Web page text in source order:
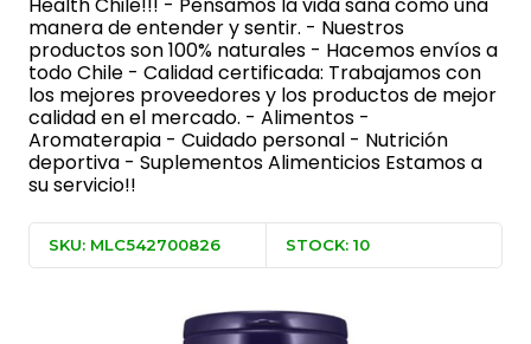
Health Chile!!! - Pensamos la vida sana como una
manera de entender y sentir. - Nuestros
productos son 100% naturales - Hacemos envíos a
todo Chile - Calidad certificada: Trabajamos con
los mejores proveedores y los productos de mejor
calidad en el mercado. - Alimentos -
Aromaterapia - Cuidado personal - Nutrición
deportiva - Suplementos Alimenticios Estamos a
su servicio!!
SKU: MLC542700826 STOCK: 10